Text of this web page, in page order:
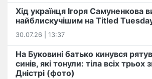
Хід українця Ігоря Самуненкова
найблискучішим на Titled
30.07.26 | 13:37
На Буковині батько кинувся
синів, які тонули: тіла всіх трьох
Дністрі (фото)